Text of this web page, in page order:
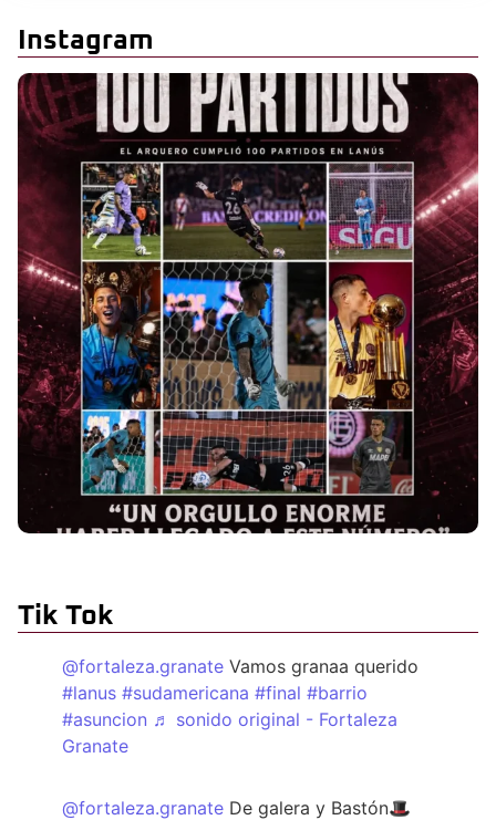
Instagram
Tik Tok
@fortaleza.granate Vamos granaa querido
#lanus #sudamericana #final #barrio
#asuncion ♬ sonido original - Fortaleza
Granate
@fortaleza.granate De galera y Bastón🎩